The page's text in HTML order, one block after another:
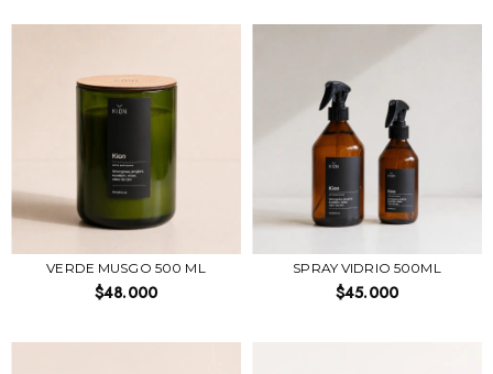
VERDE MUSGO 500 ML
$48.000
SPRAY VIDRIO 500ML
$45.000